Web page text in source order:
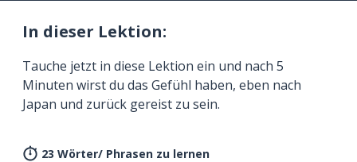
In dieser Lektion:
Tauche jetzt in diese Lektion ein und nach 5
Minuten wirst du das Gefühl haben, eben nach
Japan und zurück gereist zu sein.
23 Wörter/ Phrasen zu lernen